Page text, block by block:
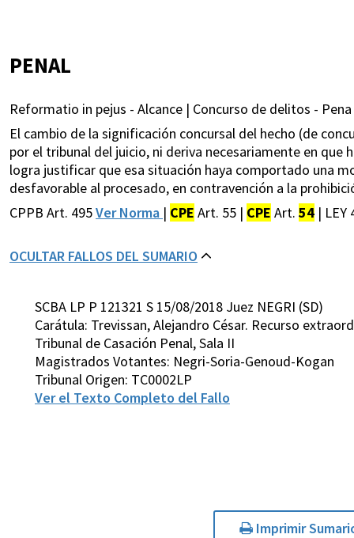
PENAL
Reformatio in pejus - Alcance | Concurso de delitos -
El cambio de la significación concursal del hecho (de
por el tribunal del juicio, ni deriva necesariamente en
logra justificar que esa situación haya comportado una
desfavorable al procesado, en contravención a la
CPPB Art. 495Ver Norma | CPE Art. 55 | CPE Art. 54 | LEY
OCULTAR FALLOS DEL SUMARIO
SCBA LP P 121321 S 15/08/2018 Juez NEGRI (SD)
Carátula: Trevissan, Alejandro César. Recurso
Tribunal de Casación Penal, Sala II
Magistrados Votantes: Negri-Soria-Genoud-Kogan
Tribunal Origen: TC0002LP
Ver el Texto Completo del Fallo
Imprimir